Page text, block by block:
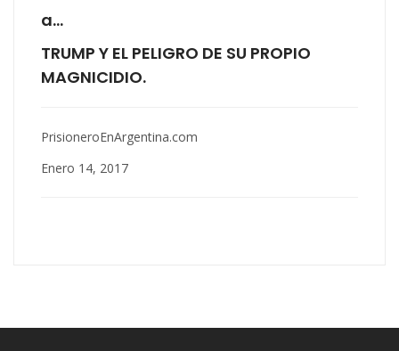
a…
TRUMP Y EL PELIGRO DE SU PROPIO
MAGNICIDIO.
PrisioneroEnArgentina.com
Enero 14, 2017